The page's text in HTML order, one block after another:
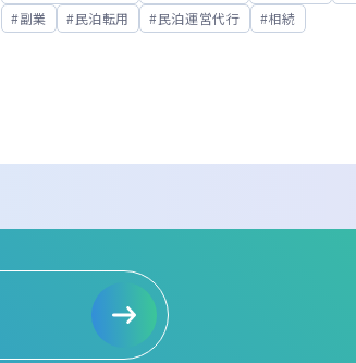
副業
民泊転用 民泊運営代行 相続